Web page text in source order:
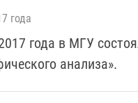
года
года в МГУ
анализа».